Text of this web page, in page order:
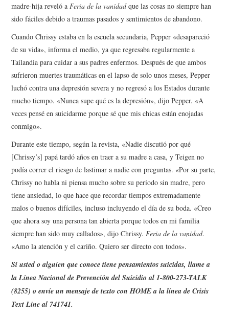
SPORTS
TECHNOLOGY
madre-hija reveló a Feria de la vanidadque las cosas no siempre han
sido fáciles debido a traumas pasados ​​y sentimientos de abandono.
Cuando Chrissy estaba en la escuela secundaria, Pepper «desapareció
de su vida», informa el medio, ya que regresaba regularmente a
Tailandia para cuidar a sus padres enfermos. Después de que ambos
sufrieron muertes traumáticas en el lapso de solo unos meses, Pepper
luchó contra una depresión severa y no regresó a los Estados durante
mucho tiempo. «Nunca supe qué es la depresión», dijo Pepper. «A
veces pensé en suicidarme porque sé que mis chicas están enojadas
conmigo».
Durante este tiempo, según la revista, «Nadie discutió por qué
[Chrissy’s] papá tardó años en traer a su madre a casa, y Teigen no
podía correr el riesgo de lastimar a nadie con preguntas. «Por su parte,
Chrissy no habla ni piensa mucho sobre su período sin madre, pero
tiene ansiedad, lo que hace que recordar tiempos extremadamente
malos o buenos difíciles, incluso incluyendo el día de su boda. «Creo
que ahora soy una persona tan abierta porque todos en mi familia
siempre han sido muy callados», dijo Chrissy. Feria de la vanidad.
«Amo la atención y el cariño. Quiero ser directo con todos».
Si usted o alguien que conoce tiene pensamientos suicidas, llame a
la Línea Nacional de Prevención del Suicidio al 1-800-273-TALK
(8255) o envíe un mensaje de texto con HOME a la línea de Crisis
Text Line al 741741.